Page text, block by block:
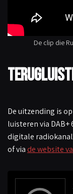
De clip die
De uitzending is
luisteren via DAB+
digitale
of viade website